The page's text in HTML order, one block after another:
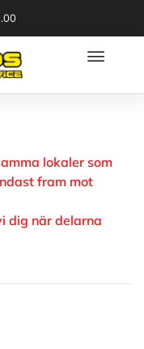
lokaler som
fram mot
dig när delarna